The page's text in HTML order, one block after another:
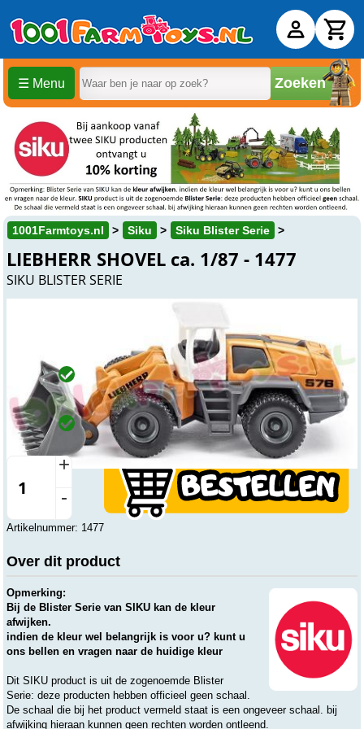
☰ Menu Zoeken
1001Farmtoys.nl Siku Siku Blister Serie
LIEBHERR SHOVEL ca. 1/87 - 1477
SIKU BLISTER SERIE
Online Op voorraad
Op werkdagen voor 15:00 uur besteld, wordt dezelfde dag
verzonden.
Winkel
Beesd
Op voorraad
Vandaag open vanaf 8:00 tot 17:30
+
-
Artikelnummer: 1477
Over dit product
Opmerking:
Bij de Blister Serie van SIKU kan de kleur
afwijken.
indien de kleur wel belangrijk is voor u? kunt u
ons bellen en vragen naar de huidige kleur
Dit SIKU product is uit de zogenoemde Blister
Serie: deze producten hebben officieel geen schaal.
De schaal die bij het product vermeld staat is een ongeveer schaal. bij
afwijking hieraan kunnen geen rechten worden ontleend.